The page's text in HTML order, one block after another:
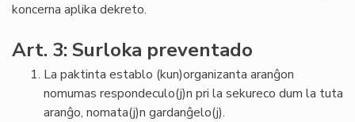
koncerna aplika dekreto.
Art. 3: Surloka preventado
La paktinta establo (kun)organizanta aranĝon
nomumas respondeculo(j)n pri la sekureco dum la tuta
aranĝo, nomata(j)n gardanĝelo(j).